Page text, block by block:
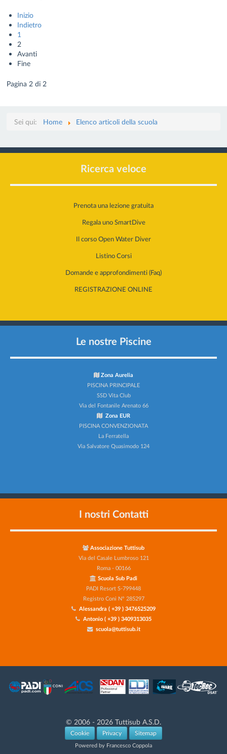
Inizio
Indietro
1
2
Avanti
Fine
Pagina 2 di 2
Sei qui: Home Elenco articoli della scuola
Ricerca veloce
Prenota una lezione gratuita
Regala uno SmartDive
Il corso Open Water Diver
Listino Corsi
Domande e approfondimenti (Faq)
REGISTRAZIONE ONLINE
Le nostre Piscine
Zona Aurelia
PISCINA PRINCIPALE
SSD Vita Club
Via del Fontanile Arenato 66
Zona EUR
PISCINA CONVENZIONATA
La Ferratella
Via Salvatore Quasimodo 124
I nostri Contatti
Associazione Tuttisub
Via del Casale Lumbroso 121
Roma - 00166
Scuola Sub Padi
PADI Resort S-799448
Registro Coni N° 285297
Alessandra ( +39 ) 3476525209
Antonio ( +39 ) 3409313035
scuola@tuttisub.it
© 2006 - 2026 Tuttisub A.S.D.
Cookie Privacy Sitemap
Powered by Francesco Coppola